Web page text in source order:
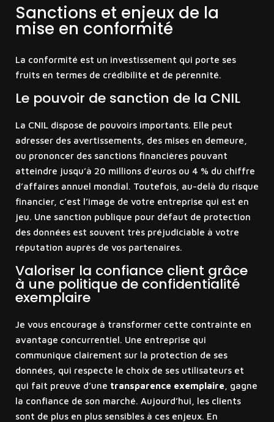
Sanctions et enjeux de la
mise en conformité
La conformité est un investissement qui porte ses
fruits en termes de crédibilité et de pérennité.
Le pouvoir de sanction de la CNIL
La CNIL dispose de pouvoirs importants. Elle peut
adresser des avertissements, des mises en demeure,
ou prononcer des sanctions financières pouvant
atteindre jusqu’à 20 millions d’euros ou 4 % du chiffre
d’affaires annuel mondial. Toutefois, au-delà du risque
financier, c’est l’image de votre entreprise qui est en
jeu. Une sanction publique pour défaut de protection
des données est souvent très préjudiciable à votre
réputation auprès de vos partenaires.
Valoriser la confiance client grâce
à une politique de confidentialité
exemplaire
Je vous encourage à transformer cette contrainte en
avantage concurrentiel. Une entreprise qui
communique clairement sur la protection de ses
données, qui respecte le choix de ses utilisateurs et
qui fait preuve d’une transparence exemplaire, gagne
la confiance de son marché. Aujourd’hui, les clients
sont de plus en plus sensibles à ces enjeux. En